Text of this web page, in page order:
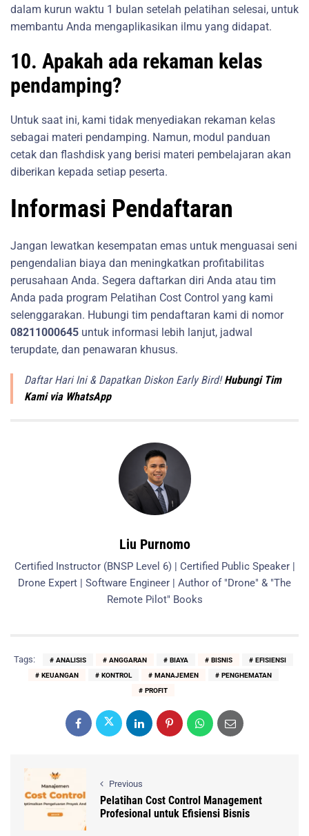
dalam kurun waktu 1 bulan setelah pelatihan selesai, untuk
membantu Anda mengaplikasikan ilmu yang didapat.
10. Apakah ada rekaman kelas
pendamping?
Untuk saat ini, kami tidak menyediakan rekaman kelas
sebagai materi pendamping. Namun, modul panduan
cetak dan flashdisk yang berisi materi pembelajaran akan
diberikan kepada setiap peserta.
Informasi Pendaftaran
Jangan lewatkan kesempatan emas untuk menguasai seni
pengendalian biaya dan meningkatkan profitabilitas
perusahaan Anda. Segera daftarkan diri Anda atau tim
Anda pada program Pelatihan Cost Control yang kami
selenggarakan. Hubungi tim pendaftaran kami di nomor
08211000645 untuk informasi lebih lanjut, jadwal
terupdate, dan penawaran khusus.
Daftar Hari Ini & Dapatkan Diskon Early Bird!Hubungi Tim
Kami via WhatsApp
Liu Purnomo
Certified Instructor (BNSP Level 6) | Certified Public Speaker |
Drone Expert | Software Engineer | Author of "Drone" & "The
Remote Pilot" Books
Tags: ANALISIS ANGGARAN BIAYA BISNIS
EFISIENSI
KEUANGAN
KONTROL MANAJEMEN
PENGHEMATAN
PROFIT
Previous
Pelatihan Cost Control Management
Profesional untuk Efisiensi Bisnis